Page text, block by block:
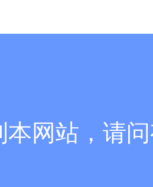
本网站，请